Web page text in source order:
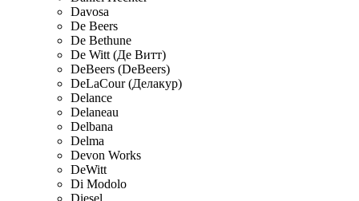
Davosa
De Beers
De Bethune
De Witt (Де Витт)
DeBeers (DeBeers)
DeLaCour (Делакур)
Delance
Delaneau
Delbana
Delma
Devon Works
DeWitt
Di Modolo